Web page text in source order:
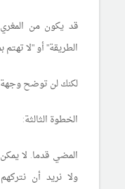
قد يكون من
الطريقة" أو "لا
لكنك لن توضح
الخطوة الثالثة:
المضي قدما. لا
ولا نريد أن